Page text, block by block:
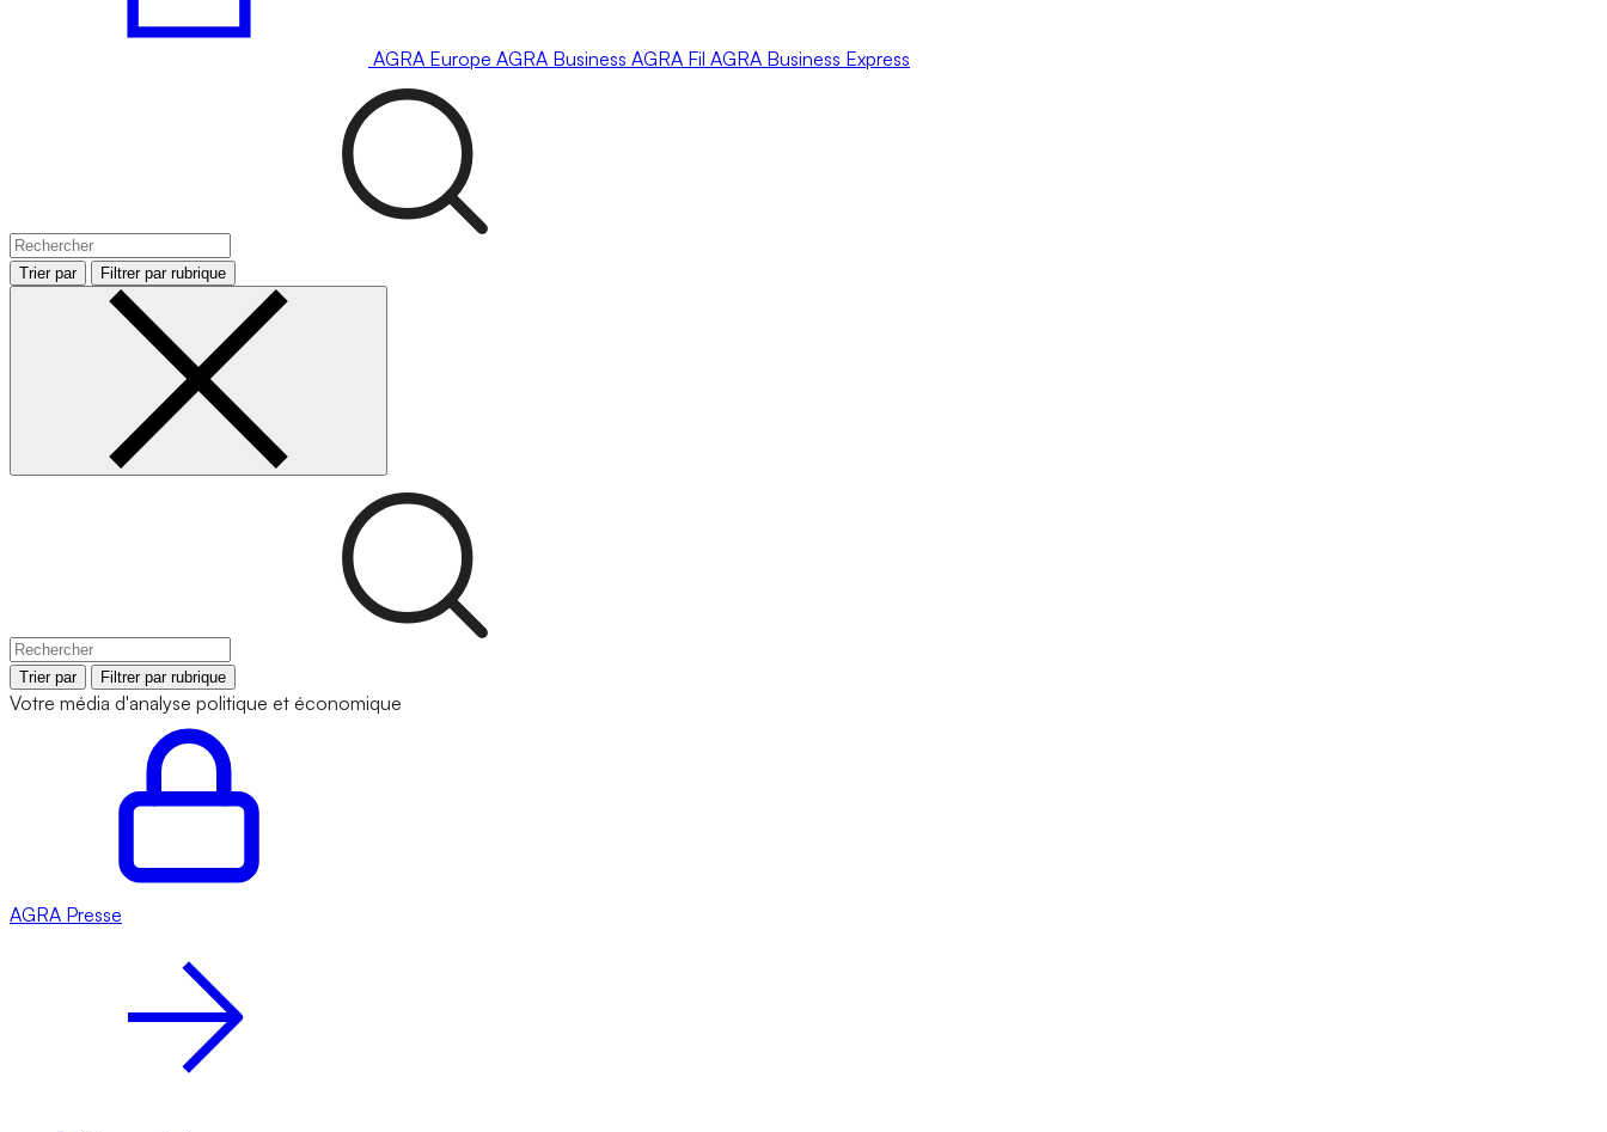
AGRA Europe AGRA Business AGRA Fil AGRA Business Express
Trier par Filtrer par rubrique
Trier par Filtrer par rubrique
Votre média d'analyse politique et économique
AGRA Presse